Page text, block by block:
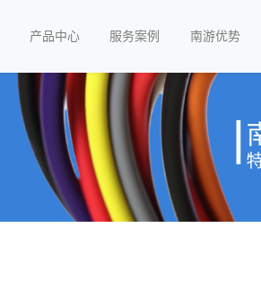
产品中心 服务案例 南游优势